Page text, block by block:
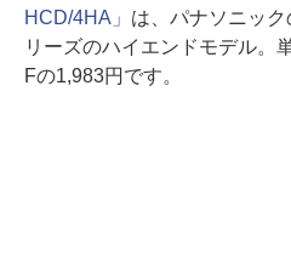
HCD/4HA」 は、パナソニッ
リーズのハイエンドモデル。
Fの1,983円です。